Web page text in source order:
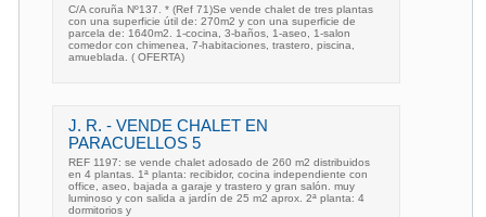
C/A coruña Nº137. * (Ref 71)Se vende chalet de tres plantas
con una superficie útil de: 270m2 y con una superficie de
parcela de: 1640m2. 1-cocina, 3-baños, 1-aseo, 1-salon
comedor con chimenea, 7-habitaciones, trastero, piscina,
amueblada. ( OFERTA)
J. R. - VENDE CHALET EN
PARACUELLOS 5
REF 1197: se vende chalet adosado de 260 m2 distribuidos
en 4 plantas. 1ª planta: recibidor, cocina independiente con
office, aseo, bajada a garaje y trastero y gran salón. muy
luminoso y con salida a jardín de 25 m2 aprox. 2ª planta: 4
dormitorios y